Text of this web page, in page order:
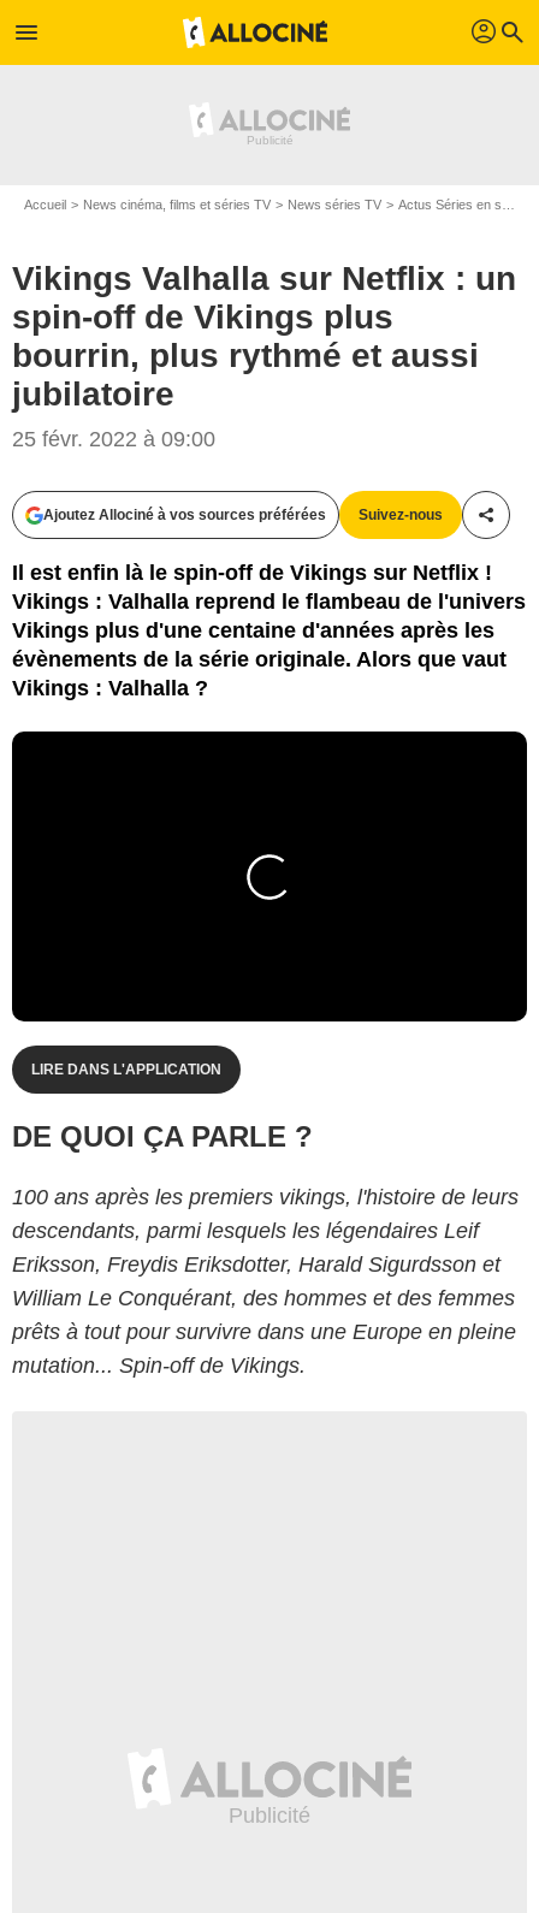
menu profil search
Accueil News cinéma, films et séries TV News séries TV Actus Séries en streaming
Vikings Valhalla sur Netflix : un
spin-off de Vikings plus
bourrin, plus rythmé et aussi
jubilatoire
25 févr. 2022 à 09:00
Ajoutez Allociné à vos sources préférées Suivez-nous
Il est enfin là le spin-off de Vikings sur Netflix !
Vikings : Valhalla reprend le flambeau de l'univers
Vikings plus d'une centaine d'années après les
évènements de la série originale. Alors que vaut
Vikings : Valhalla ?
LIRE DANS L'APPLICATION
DE QUOI ÇA PARLE ?
100 ans après les premiers vikings, l'histoire de leurs
descendants, parmi lesquels les légendaires Leif
Eriksson, Freydis Eriksdotter, Harald Sigurdsson et
William Le Conquérant, des hommes et des femmes
prêts à tout pour survivre dans une Europe en pleine
mutation... Spin-off de Vikings.